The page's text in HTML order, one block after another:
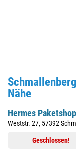
Nähe
Hermes
Weststr. 27, 57392
Geschlossen!